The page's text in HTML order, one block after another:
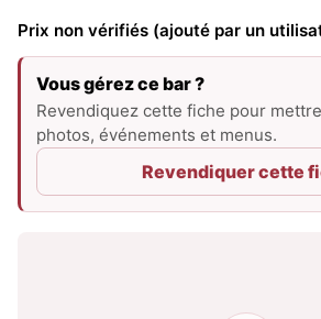
Prix non vérifiés (ajouté par un
Vous gérez ce bar ?
Revendiquez cette fiche pour
photos, événements et menus.
Revendiquer cette